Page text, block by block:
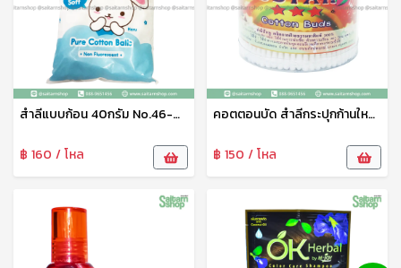
สำลีแบบก้อน 40กรัม No.46-001-13
฿ 160 / โหล
คอตตอนบัด สำลีกระปุกก้านใหญ่ 3 star สำลีปั่นหูหัว2แบบ หัวกลม cotton swab สำลีก้าน cotton bud ไม้แคะหู สะอาด นุ่มนวล แข็งแรง
฿ 150 / โหล